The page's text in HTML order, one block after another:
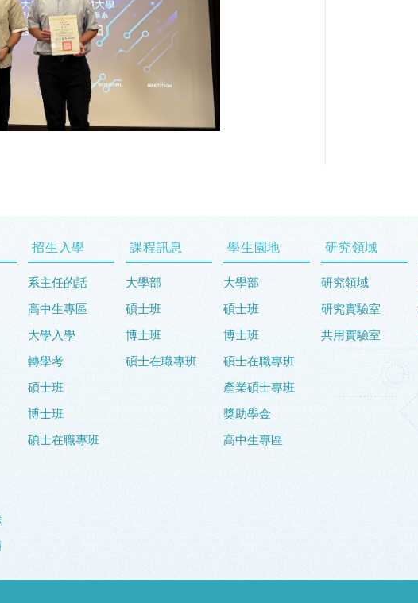
招生入學
系主任的話
高中生專區
大學入學
轉學考
碩士班
博士班
碩士在職專班
課程訊息
大學部
碩士班
博士班
碩士在職專班
學生園地
大學部
碩士班
博士班
碩士在職專班
產業碩士專班
獎助學金
高中生專區
研究領域
研究領域
研究實驗室
共用實驗室